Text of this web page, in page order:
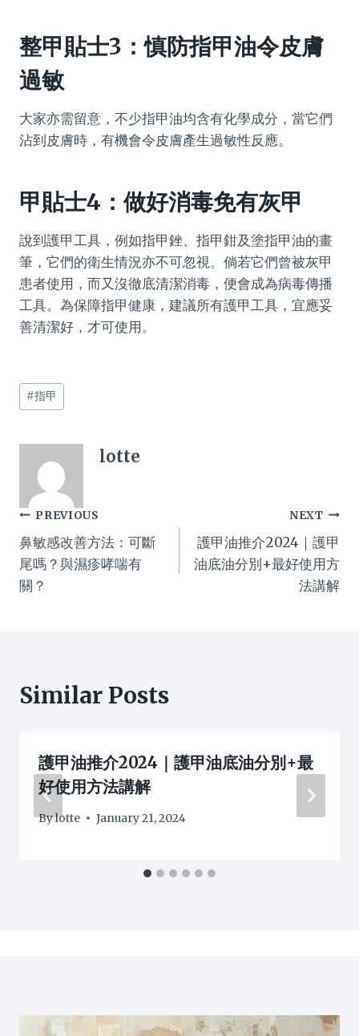
整甲貼士3：慎防指甲油令皮膚
過敏
大家亦需留意，不少指甲油均含有化學成分，當它們
沾到皮膚時，有機會令皮膚產生過敏性反應。
甲貼士4：做好消毒免有灰甲
說到護甲工具，例如指甲銼、指甲鉗及塗指甲油的畫
筆，它們的衛生情況亦不可忽視。倘若它們曾被灰甲
患者使用，而又沒徹底清潔消毒，便會成為病毒傳播
工具。為保障指甲健康，建議所有護甲工具，宜應妥
善清潔好，才可使用。
Post
Tags:
#指甲
lotte
Post
navigation
PREVIOUS
鼻敏感改善方法：可斷
尾嗎？與濕疹哮喘有
關？
NEXT
護甲油推介2024｜護甲
油底油分別+最好使用方
法講解
Similar Posts
護甲油推介2024｜護甲油底油分別+最
好使用方法講解
Bylotte January 21, 2024